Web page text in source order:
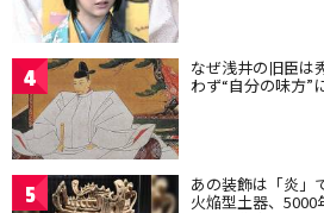
4 なぜ浅井の旧臣は
わず“自分の味方”
5 あの装飾は「炎」
火焔型土器、